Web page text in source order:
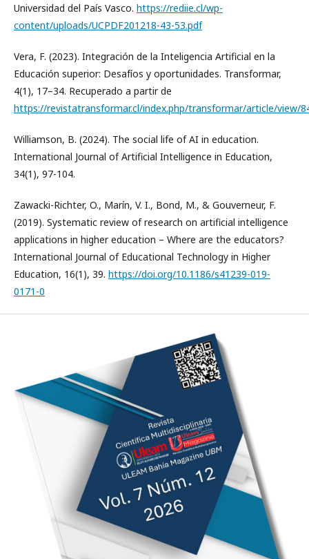
Universidad del País Vasco. https://rediie.cl/wp-
content/uploads/UCPDF201218-43-53.pdf
Vera, F. (2023). Integración de la Inteligencia Artificial en la
Educación superior: Desafíos y oportunidades. Transformar,
4(1), 17–34. Recuperado a partir de
https://revistatransformar.cl/index.php/transformar/article/view/
Williamson, B. (2024). The social life of AI in education.
International Journal of Artificial Intelligence in Education,
34(1), 97-104.
Zawacki-Richter, O., Marín, V. I., Bond, M., & Gouverneur, F.
(2019). Systematic review of research on artificial intelligence
applications in higher education – Where are the educators?
International Journal of Educational Technology in Higher
Education, 16(1), 39. https://doi.org/10.1186/s41239-019-
0171-0